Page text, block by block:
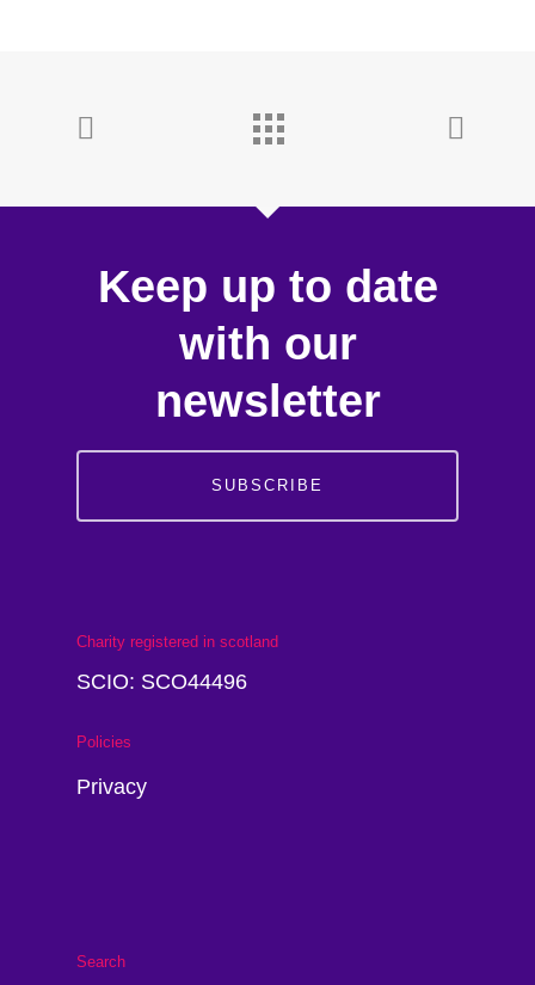
Keep up to date
with our
newsletter
SUBSCRIBE
Charity registered in scotland
SCIO: SCO44496
Policies
Privacy
Search